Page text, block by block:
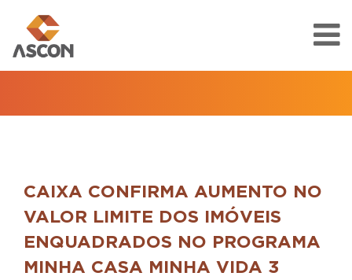
CAIXA CONFIRMA AUMENTO NO
VALOR LIMITE DOS IMÓVEIS
ENQUADRADOS NO PROGRAMA
MINHA CASA MINHA VIDA 3